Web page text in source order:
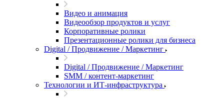
Видео и анимация
Видеообзор продуктов и услуг
Корпоративные ролики
Презентационные ролики для бизнеса
Digital / Продвижение / Маркетинг
Digital / Продвижение / Маркетинг
SMM / контент-маркетинг
Технологии и ИТ-инфраструктура